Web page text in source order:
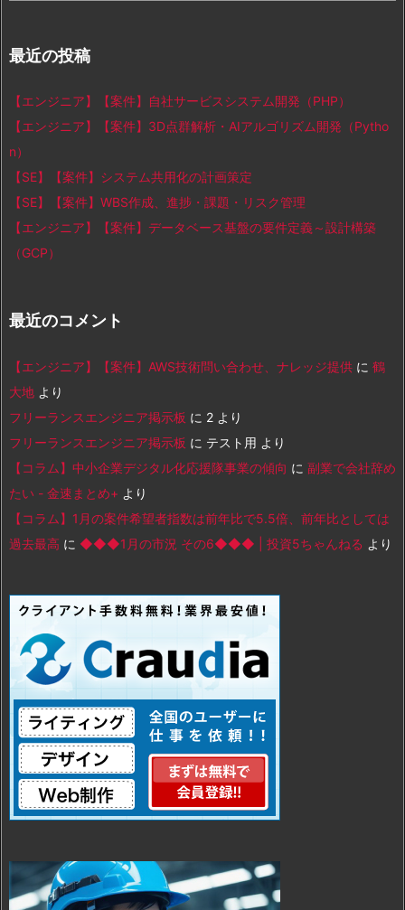
最近の投稿
【エンジニア】【案件】自社サービスシステム開発（PHP）
【エンジニア】【案件】3D点群解析・AIアルゴリズム開発（Pytho
n）
【SE】【案件】システム共用化の計画策定
【SE】【案件】WBS作成、進捗・課題・リスク管理
【エンジニア】【案件】データベース基盤の要件定義～設計構築
（GCP）
最近のコメント
【エンジニア】【案件】AWS技術問い合わせ、ナレッジ提供 に 鶴
大地 より
フリーランスエンジニア掲示板 に 2 より
フリーランスエンジニア掲示板 に テスト用 より
【コラム】中小企業デジタル化応援隊事業の傾向 に 副業で会社辞め
たい - 金速まとめ+ より
【コラム】1月の案件希望者指数は前年比で5.5倍、前年比としては
過去最高 に ◆◆◆1月の市況 その6◆◆◆ | 投資5ちゃんねる より